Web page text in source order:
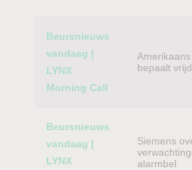
Category
Beursnieuws
vandaag |
LYNX
Morning Call
bepaalt
Beursnieuws
vandaag |
LYNX
Siemens
alarmbel